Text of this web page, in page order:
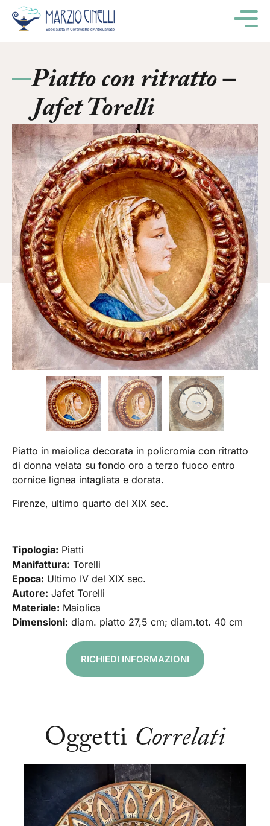
Piatto con ritratto –
Jafet Torelli
Piatto in maiolica decorata in policromia con ritratto
di donna velata su fondo oro a terzo fuoco entro
cornice lignea intagliata e dorata.
Firenze, ultimo quarto del XIX sec.
Tipologia: Piatti
Manifattura: Torelli
Epoca: Ultimo IV del XIX sec.
Autore: Jafet Torelli
Materiale: Maiolica
Dimensioni: diam. piatto 27,5 cm; diam.tot. 40 cm
RICHIEDI INFORMAZIONI
Oggetti Correlati